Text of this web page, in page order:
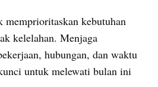
kebutuhan
kelelahan. Menjaga
hubungan, dan waktu
untuk melewati bulan ini